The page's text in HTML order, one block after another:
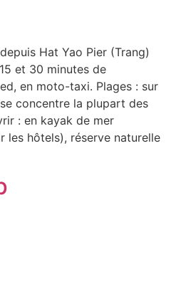
Hat Yao Pier (Trang)
et 30 minutes de
en moto-taxi. Plages : sur
concentre la plupart des
: en kayak de mer
les hôtels), réserve naturelle